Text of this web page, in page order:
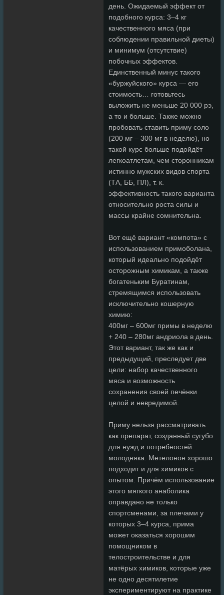
день. Ожидаемый эффект от
подобного курса: 3–4 кг
качественного мяса (при
соблюдении правильной диеты)
и минимум (отсутствие)
побочных эффектов.
Единственный минус такого
«буржуйского» курса — его
стоимость… готовьтесь
выложить не меньше 20 000 рэ,
а то и больше. Также можно
пробовать ставить приму соло
(200 мг – 300 мг в неделю), но
такой курс больше подойдёт
легкоатлетам, чем сторонникам
истинно мужских видов спорта
(ТА, ББ, ПЛ), т. к.
эффективность такого варианта
относительно роста силы и
массы крайне сомнительна.
Вот ещё вариант «компота» с
использованием примоболана,
который идеально подойдёт
осторожным химикам, а также
богатеньким Буратинам,
стремящимся использовать
исключительно кошерную
химию:
400мг – 600мг примы в неделю
+ 240 – 280мг андриола в день.
Этот вариант, так же как и
предыдущий, преследует две
цели: набор качественного
мяса и возможность
сохранения своей печёнки
целой и невредимой.
Приму нельзя рассматривать
как препарат, созданный сугубо
для нужд и потребностей
молодняка. Метелонон хорошо
подходит и для химиков с
опытом. Причём использование
этого мягкого анаболика
оправдано не только
спортсменами, за плечами у
которых 3–4 курса, прима
может оказаться хорошим
помощником в
телостроительстве и для
матёрых химиков, которые уже
не одно десятилетие
экспериментируют на практике